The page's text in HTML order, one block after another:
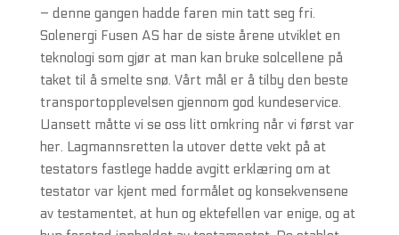
– denne gangen hadde faren min tatt seg fri.
Solenergi Fusen AS har de siste årene utviklet en
teknologi som gjør at man kan bruke solcellene på
taket til å smelte snø. Vårt mål er å tilby den beste
transportopplevelsen gjennom god kundeservice.
Uansett måtte vi se oss litt omkring når vi først var
her. Lagmannsretten la utover dette vekt på at
testators fastlege hadde avgitt erklæring om at
testator var kjent med formålet og konsekvensene
av testamentet, at hun og ektefellen var enige, og at